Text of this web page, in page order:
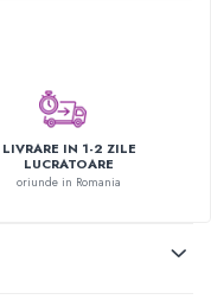
LIVRARE IN 1-2 ZILE
LUCRATOARE
oriunde in Romania